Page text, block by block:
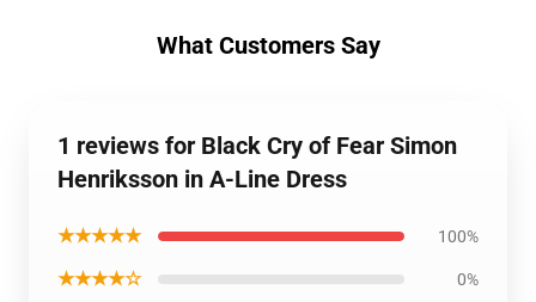
What Customers Say
1 reviews for Black Cry of Fear Simon
Henriksson in A-Line Dress
★★★★★ 100%
★★★★☆ 0%